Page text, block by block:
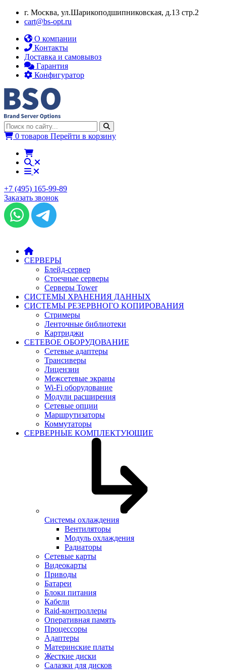
г. Москва, ул.​​Шарикоподшипниковская, д.13 стр.2
cart@bs-opt.ru
О компании
Контакты
Доставка и самовывоз
Гарантия
Конфигуратор
0 товаров Перейти в корзину
+7 (495) 165-99-89
Заказать звонок
СЕРВЕРЫ
Блейд-сервер
Стоечные серверы
Серверы Tower
СИСТЕМЫ ХРАНЕНИЯ ДАННЫХ
СИСТЕМЫ РЕЗЕРВНОГО КОПИРОВАНИЯ
Стримеры
Ленточные библиотеки
Картриджи
СЕТЕВОЕ ОБОРУДОВАНИЕ
Сетевые адаптеры
Трансиверы
Лицензии
Межсетевые экраны
Wi-Fi оборудование
Модули расширения
Сетевые опции
Маршрутизаторы
Коммутаторы
СЕРВЕРНЫЕ КОМПЛЕКТУЮЩИЕ
Системы охлаждения
Вентиляторы
Модуль охлаждения
Радиаторы
Сетевые карты
Видеокарты
Приводы
Батареи
Блоки питания
Кабели
Raid-контроллеры
Оперативная память
Процессоры
Адаптеры
Материнские платы
Жесткие диски
Салазки для дисков